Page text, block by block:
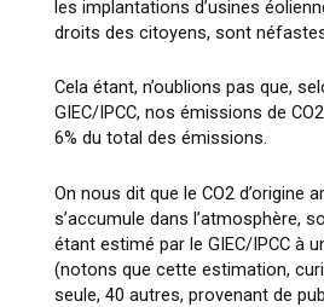
les implantations d’usines
droits des citoyens, sont
Cela étant, n’oublions pas que,
GIEC/IPCC, nos émissions de CO2
6% du total des émissions.
On nous dit que le CO2d’origine
s’accumule dans l’atmosphère,
étant estimé par le GIEC/IPCC à
(notons que cette estimation,
seule, 40 autres, provenant de